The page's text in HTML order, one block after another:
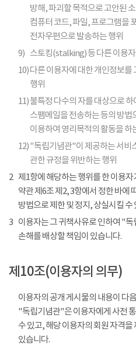
방해, 파괴할 목적으로 고안된
컴퓨터 코드, 파일, 프로그램을
전자우편으로 발송하는 행위
9) 스토킹(stalking) 등 다른 이용자
10)다른 이용자에 대한 개인정보
행위
11)불특정 다수의 자를 대상으로
스팸메일을 전송하는 등의 방
이용하여 영리목적의 활동을 하
12)"독립기념관"이 제공하는 서비
관한 규정을 위반하는 행위
2 제1항에 해당하는 행위를 한 이용
약관 제6조 제2, 3항에서 정한 바에
방법으로 제한 및 정지, 상실시킬 수
3 이용자는 그 귀책사유로 인하여 "
손해를 배상할 책임이 있습니다.
제10조(이용자의 의무)
이용자의 공개 게시물의 내용이 다
"독립기념관"은 이용자에게 사전
수 있고, 해당 이용자의 회원 자격을
있습니다.